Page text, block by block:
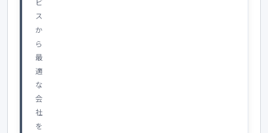
ビ
ス
か
ら
最
適
な
会
社
を